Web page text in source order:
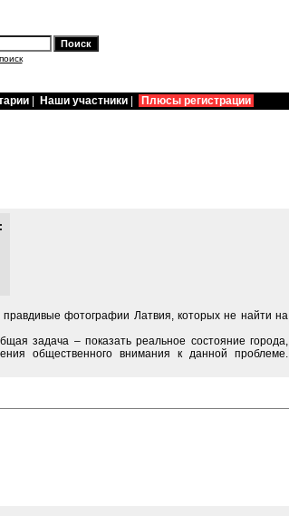
Наши участники Плюсы регистрации
фотографии Латвия, которых не найти на
задача – показать реальное состояние города,
общественного внимания к данной проблеме.